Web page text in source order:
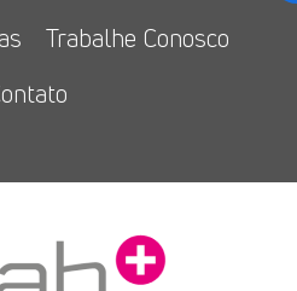
Trabalhe Conosco